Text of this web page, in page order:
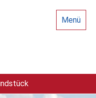
Menü